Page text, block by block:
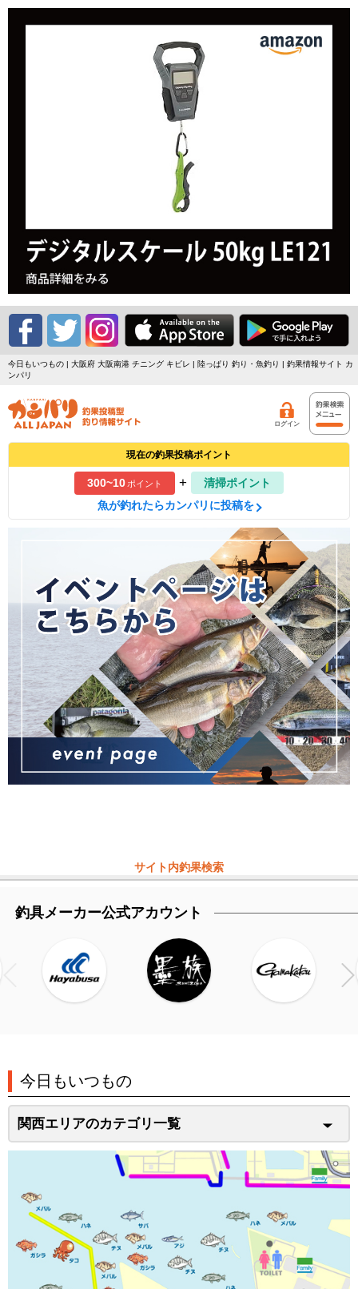
今日もいつもの | 大阪府 大阪南港 チニング キビレ | 陸っぱり 釣り・魚釣り | 釣果情報サイト カ
ンパリ
ログイン
現在の釣果投稿ポイント
300~10ポイント +
清掃ポイント
魚が釣れたらカンパリに投稿を
サイト内釣果検索
釣具メーカー公式アカウント
今日もいつもの
関西エリアのカテゴリ一覧